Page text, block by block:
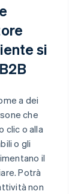
si
a dei
che
clic o alla
o gli
il
Potrà
non